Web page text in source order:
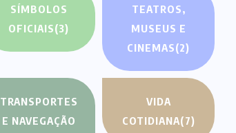
SÍMBOLOS
OFICIAIS(3)
TEATROS,
MUSEUS E
CINEMAS(2)
TRANSPORTES
E NAVEGAÇÃO
VIDA
COTIDIANA(7)